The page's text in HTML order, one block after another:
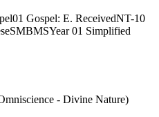
01 Gospel: E. ReceivedNT-10
SMBMSYear 01 Simplified
- Divine Nature)